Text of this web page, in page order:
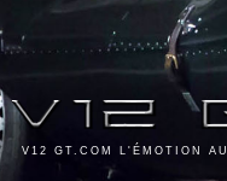
V12 GT.COM L'ÉMOTION